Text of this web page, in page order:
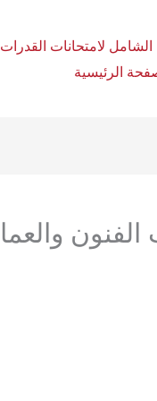
لامتحانات القدرات 2026 | أكاديمية فري آرت
الرئيسية